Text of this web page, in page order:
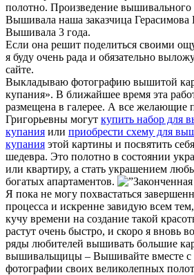
полотно. Произведение вышивального
Вышивала наша заказчица Герасимова
Вышивала 3 года.
Если она решит поделиться своими
я буду очень рада и обязательно
сайте.
Выкладываю фотографию вышитой
купания». В ближайшее время эта
размещена в галерее. А все желающие
Григорьевны могут купить набор для
купания или приобрести схему для
купания этой картины и посвятить
шедевра. Это полотно в состоянии
или квартиру, а стать украшением
богатых апартаментов.
Я пока не могу похвастаться
процесса и искренне завидую всем
кучу времени на создание такой
растут очень быстро, и скоро я вновь
ряды любителей вышивать большие
вышивальщицы – Вышивайте вместе с
фотографии своих великолепных